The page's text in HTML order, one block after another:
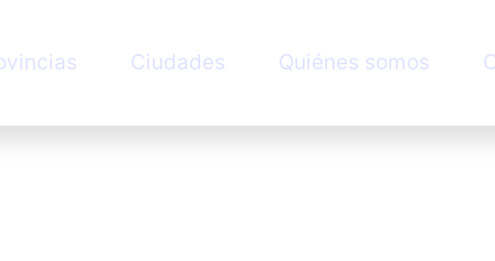
Ciudades Quiénes somos